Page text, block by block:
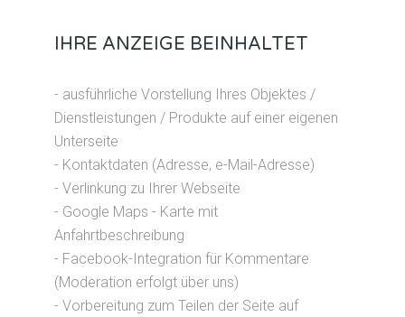
IHRE ANZEIGE BEINHALTET
- ausführliche Vorstellung Ihres Objektes /
Dienstleistungen / Produkte auf einer eigenen
Unterseite
- Kontaktdaten (Adresse, e-Mail-Adresse)
- Verlinkung zu Ihrer Webseite
- Google Maps - Karte mit
Anfahrtbeschreibung
- Facebook-Integration für Kommentare
(Moderation erfolgt über uns)
- Vorbereitung zum Teilen der Seite auf